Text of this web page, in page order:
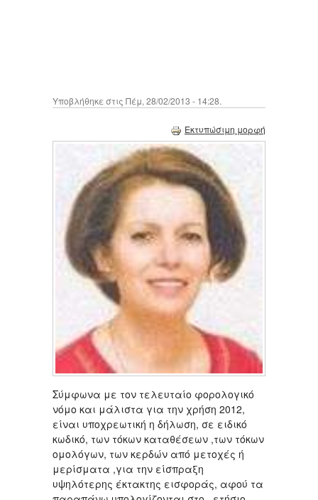
Υποβλήθηκε στις Πέμ, 28/02/2013 - 14:28.
Εκτυπώσιμη μορφή
Σύμφωνα με τον τελευταίο φορολογικό
νόμο και μάλιστα για την χρήση 2012,
είναι υποχρεωτική η δήλωση, σε ειδικό
κωδικό, των τόκων καταθέσεων ,των τόκων
ομολόγων, των κερδών από μετοχές ή
μερίσματα ,για την είσπραξη
υψηλότερης έκτακτης εισφοράς, αφού τα